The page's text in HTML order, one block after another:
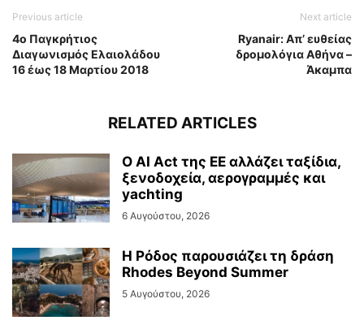
Previous article
4ο Παγκρήτιος
Διαγωνισμός Ελαιολάδου
16 έως 18 Μαρτίου 2018
Next article
Ryanair: Απ’ ευθείας
δρομολόγια Αθήνα –
Άκαμπα
RELATED ARTICLES
Ο AI Act της ΕΕ αλλάζει ταξίδια,
ξενοδοχεία, αερογραμμές και
yachting
6 Αυγούστου, 2026
Η Ρόδος παρουσιάζει τη δράση
Rhodes Beyond Summer
5 Αυγούστου, 2026